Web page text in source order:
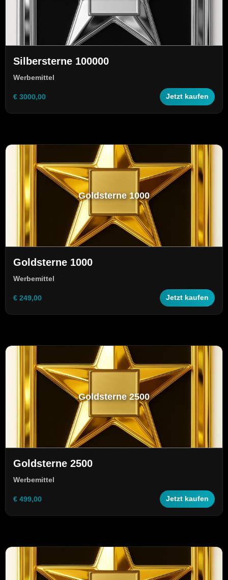
Silbersterne 100000
Werbemittel
€ 3000,00 Jetzt kaufen
Goldsterne 1000
Goldsterne 1000
Werbemittel
€ 249,00 Jetzt kaufen
Goldsterne 2500
Goldsterne 2500
Werbemittel
€ 499,00 Jetzt kaufen